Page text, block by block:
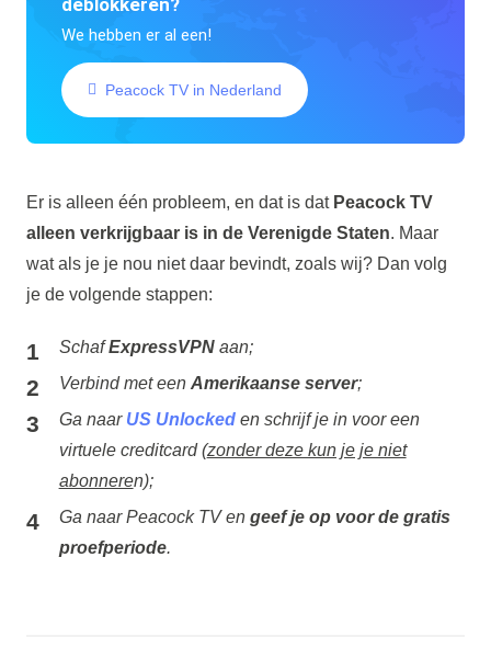
deblokkeren?
We hebben er al een!
Peacock TV in Nederland
Er is alleen één probleem, en dat is dat Peacock TV
alleen verkrijgbaar is in de Verenigde Staten. Maar
wat als je je nou niet daar bevindt, zoals wij? Dan volg
je de volgende stappen:
SchafExpressVPNaan;
Verbind met een Amerikaanse server;
Ga naar US Unlockeden schrijf je in voor een
virtuele creditcard (zonder deze kun je je niet
abonneren);
Ga naar Peacock TV en geef je op voor de gratis
proefperiode.